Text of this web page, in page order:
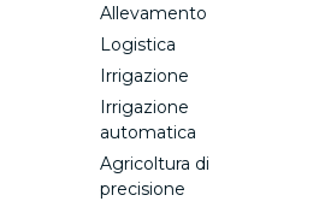
Allevamento
Logistica
Irrigazione
Irrigazione
automatica
Agricoltura di
precisione